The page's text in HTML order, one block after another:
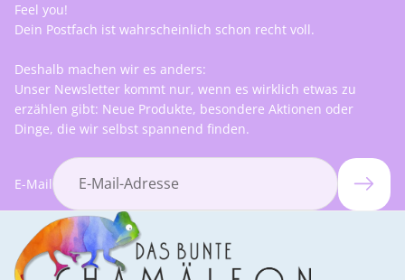
Feel you!
Dein Postfach ist wahrscheinlich schon recht voll.
Deshalb machen wir es anders:
Unser Newsletter kommt nur, wenn es wirklich etwas zu
erzählen gibt: Neue Produkte, besondere Aktionen oder
Dinge, die wir selbst spannend finden.
E-Mail